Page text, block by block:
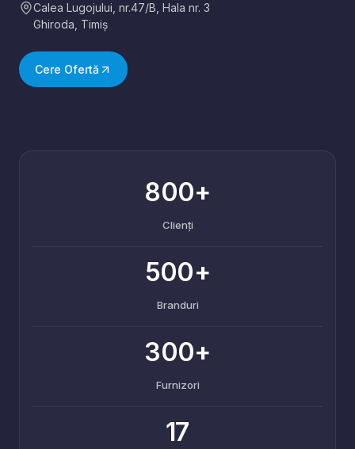
Calea Lugojului, nr.47/B, Hala nr. 3
Ghiroda Timiș
Cere Ofertă
800+
Clienți
500+
Branduri
300+
Furnizori
17